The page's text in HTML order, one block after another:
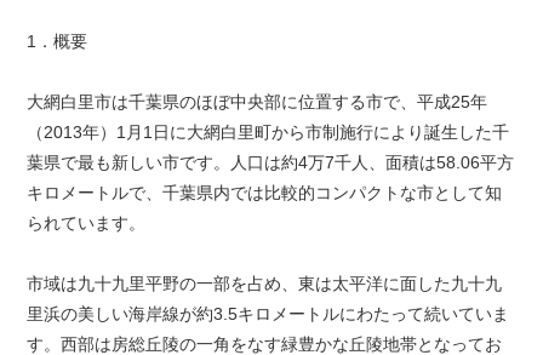
1．概要
大網白里市は千葉県のほぼ中央部に位置する市で、平成25年
（2013年）1月1日に大網白里町から市制施行により誕生した千
葉県で最も新しい市です。人口は約4万7千人、面積は58.06平方
キロメートルで、千葉県内では比較的コンパクトな市として知
られています。
市域は九十九里平野の一部を占め、東は太平洋に面した九十九
里浜の美しい海岸線が約3.5キロメートルにわたって続いていま
す。西部は房総丘陵の一角をなす緑豊かな丘陵地帯となってお